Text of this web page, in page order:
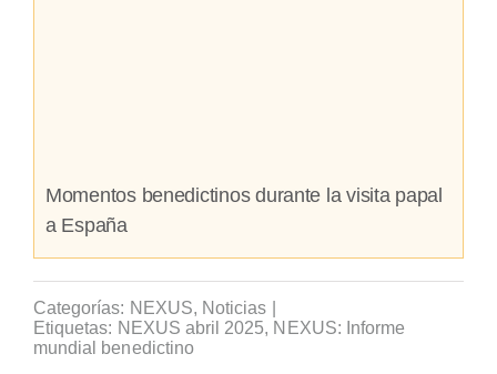
Momentos benedictinos durante la visita papal
a España
Categorías: NEXUS, Noticias
Etiquetas: NEXUS abril 2025, NEXUS: Informe
mundial benedictino